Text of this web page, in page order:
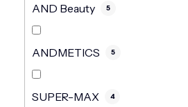
AND Beauty 5
ANDMETICS 5
SUPER-MAX 4